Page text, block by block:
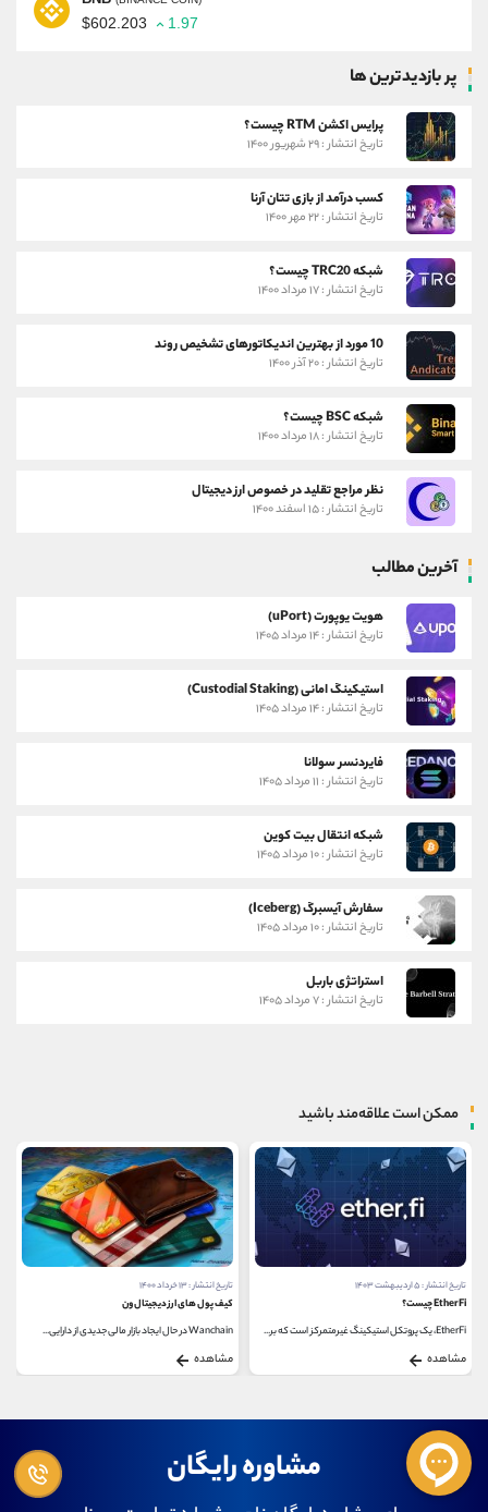
$602.203 1.97
پر بازدیدترین ها
پرایس اکشن RTM چیست؟
تاریخ انتشار : ۲۹ شهریور ۱۴۰۰
کسب درآمد از بازی تتان آرنا
تاریخ انتشار : ۲۲ مهر ۱۴۰۰
شبکه TRC20 چیست؟
تاریخ انتشار : ۱۷ مرداد ۱۴۰۰
10 مورد از بهترین اندیکاتورهای تشخیص روند
تاریخ انتشار : ۲۰ آذر ۱۴۰۰
شبکه BSC چیست؟
تاریخ انتشار : ۱۸ مرداد ۱۴۰۰
نظر مراجع تقلید در خصوص ارز دیجیتال
تاریخ انتشار : ۱۵ اسفند ۱۴۰۰
آخرین مطالب
هویت یوپورت (uPort)
تاریخ انتشار : ۱۴ مرداد ۱۴۰۵
استیکینگ امانی (Custodial Staking)
تاریخ انتشار : ۱۴ مرداد ۱۴۰۵
فایردنسر سولانا
تاریخ انتشار : ۱۱ مرداد ۱۴۰۵
شبکه انتقال بیت کوین
تاریخ انتشار : ۱۰ مرداد ۱۴۰۵
سفارش آیسبرگ (Iceberg)
تاریخ انتشار : ۱۰ مرداد ۱۴۰۵
استراتژی باربل
تاریخ انتشار : ۷ مرداد ۱۴۰۵
ممکن است علاقه‌مند باشید
تاریخ انتشار : ۱۳ خرداد ۱۴۰۰
کیف پول های ارز دیجیتال ون
Wanchain در حال ایجاد بازار مالی جدیدی از دارایی...
مشاهده
تاریخ انتشار : ۱۴ شهریور ۱۴۰۱
بهترین سرویس های بلاک چین برای NFT
در این مطلب، ما قصد داریم درباره چند مورد از بهترین...
مشاهده
مشاوره رایگان